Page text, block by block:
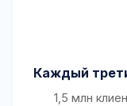
Каждый
1,5 млн